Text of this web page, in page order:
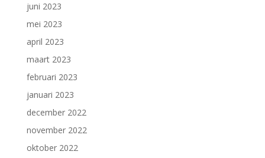
juni 2023
mei 2023
april 2023
maart 2023
februari 2023
januari 2023
december 2022
november 2022
oktober 2022